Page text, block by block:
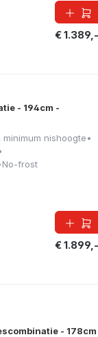
€ 1.389,-
- 194cm -
minimum nishoogte•
No-frost
€ 1.899,-
-